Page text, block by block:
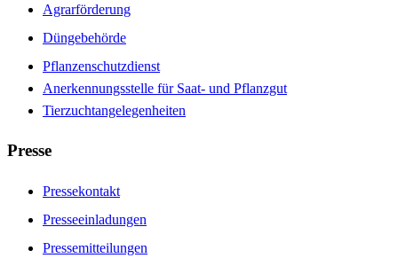
Agrarförderung
Düngebehörde
Pflanzenschutzdienst
Anerkennungsstelle für Saat- und Pflanzgut
Tierzuchtangelegenheiten
Presse
Pressekontakt
Presseeinladungen
Pressemitteilungen